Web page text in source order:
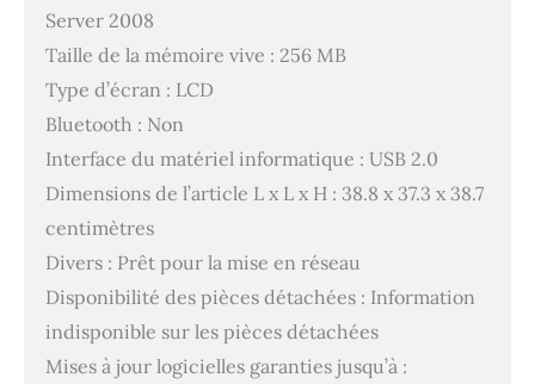
Server 2008
Taille de la mémoire vive : 256 MB
Type d’écran : LCD
Bluetooth : Non
Interface du matériel informatique : USB 2.0
Dimensions de l’article L x L x H : 38.8 x 37.3 x 38.7
centimètres
Divers : Prêt pour la mise en réseau
Disponibilité des pièces détachées : Information
indisponible sur les pièces détachées
Mises à jour logicielles garanties jusqu’à :